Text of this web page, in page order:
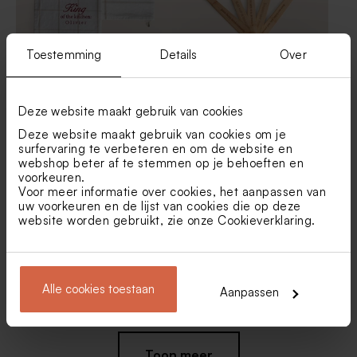
Toestemming Details Over
Deze website maakt gebruik van cookies
Deze website maakt gebruik van cookies om je
surfervaring te verbeteren en om de website en
webshop beter af te stemmen op je behoeften en
voorkeuren.
Voor meer informatie over cookies, het aanpassen van
uw voorkeuren en de lijst van cookies die op deze
website worden gebruikt, zie onze Cookieverklaring.
Alle cookies toestaan Aanpassen
naam en quotes
Nieuw